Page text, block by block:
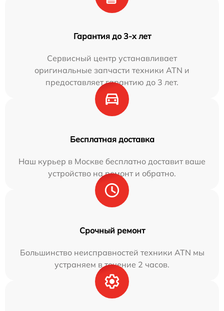
Гарантия до 3-х лет
Сервисный центр устанавливает
оригинальные запчасти техники ATN и
предоставляет гарантию до 3 лет.
Бесплатная доставка
Наш курьер в Москве бесплатно доставит ваше
устройство на ремонт и обратно.
Срочный ремонт
Большинство неисправностей техники ATN мы
устраняем в течение 2 часов.